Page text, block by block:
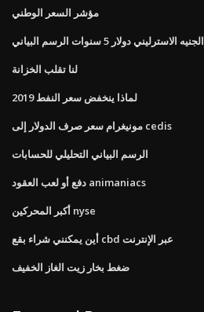
مؤشر السعر الوطني
الجنيه الاسترليني دولار 5 سنوات الرسم البياني
لنا تقلب الخزانة
لماذا ينخفض ​​سعر النفط 2019
مونيغرام سعر صرف الدولار إلى cedis
الرسم البياني التحليلي للحسابات
دفع أو لعب العقود animaniacs
أكبر المحركين nyse
أين يمكنني شراء بقع cbd عبر الإنترنت
ضغط بخار زيت الغاز الخفيف